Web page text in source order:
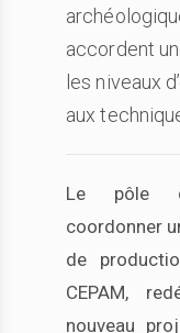
accordent
les niveaux
aux
Le pôle
coordonner
de
CEPAM,
nouveau